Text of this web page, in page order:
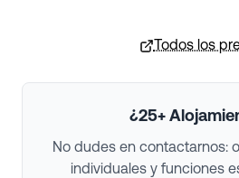
Todos los
¿25+
No dudes en contactarnos:
individuales y funciones